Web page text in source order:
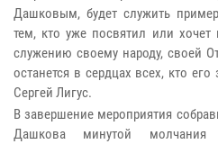
Дашковым, будет служить
тем, кто уже посвятил или хочет
служению своему народу, своей
останется в сердцах всех, кто
Сергей Лигус.
В завершение мероприятия
Дашкова минутой